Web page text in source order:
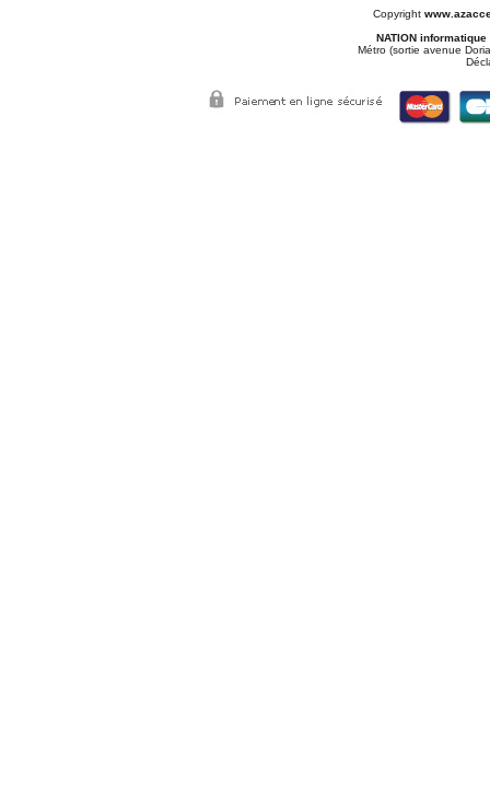
Copyright
NATION informatique
Métro (sortie avenue